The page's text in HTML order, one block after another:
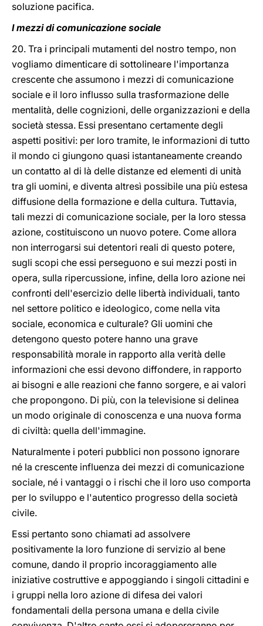
soluzione pacifica.
I mezzi di comunicazione sociale
20. Tra i principali mutamenti del nostro tempo, non
vogliamo dimenticare di sottolineare l'importanza
crescente che assumono i mezzi di comunicazione
sociale e il loro influsso sulla trasformazione delle
mentalità, delle cognizioni, delle organizzazioni e della
società stessa. Essi presentano certamente degli
aspetti positivi: per loro tramite, le informazioni di tutto
il mondo ci giungono quasi istantaneamente creando
un contatto al di là delle distanze ed elementi di unità
tra gli uomini, e diventa altresì possibile una più estesa
diffusione della formazione e della cultura. Tuttavia,
tali mezzi di comunicazione sociale, per la loro stessa
azione, costituiscono un nuovo potere. Come allora
non interrogarsi sui detentori reali di questo potere,
sugli scopi che essi perseguono e sui mezzi posti in
opera, sulla ripercussione, infine, della loro azione nei
confronti dell'esercizio delle libertà individuali, tanto
nel settore politico e ideologico, come nella vita
sociale, economica e culturale? Gli uomini che
detengono questo potere hanno una grave
responsabilità morale in rapporto alla verità delle
informazioni che essi devono diffondere, in rapporto
ai bisogni e alle reazioni che fanno sorgere, e ai valori
che propongono. Di più, con la televisione si delinea
un modo originale di conoscenza e una nuova forma
di civiltà: quella dell'immagine.
Naturalmente i poteri pubblici non possono ignorare
né la crescente influenza dei mezzi di comunicazione
sociale, né i vantaggi o i rischi che il loro uso comporta
per lo sviluppo e l'autentico progresso della società
civile.
Essi pertanto sono chiamati ad assolvere
positivamente la loro funzione di servizio al bene
comune, dando il proprio incoraggiamento alle
iniziative costruttive e appoggiando i singoli cittadini e
i gruppi nella loro azione di difesa dei valori
fondamentali della persona umana e della civile